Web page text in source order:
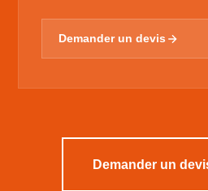
Demander un devis
Demander un